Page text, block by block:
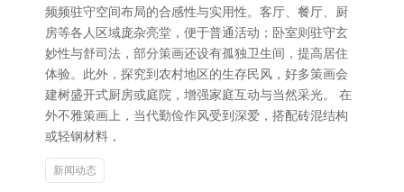
频频驻守空间布局的合感性与实用性。客厅、餐厅、厨
房等各人区域庞杂亮堂，便于普通活动；卧室则驻守玄
妙性与舒司法，部分策画还设有孤独卫生间，提高居住
体验。此外，探究到农村地区的生存民风，好多策画会
建树盛开式厨房或庭院，增强家庭互动与当然采光。 在
外不雅策画上，当代勤俭作风受到深爱，搭配砖混结构
或轻钢材料，
新闻动态